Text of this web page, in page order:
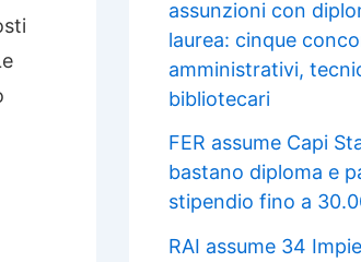
assunzioni con
laurea: cinque
amministrativi,
bibliotecari
FER assume Capi
bastano diploma e
stipendio fino a
RAI assume 34